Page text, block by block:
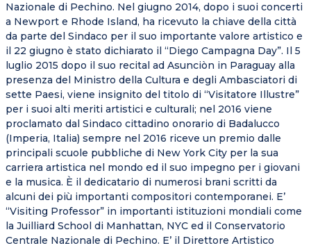
Nazionale di Pechino. Nel giugno 2014, dopo i suoi concerti
a Newport e Rhode Island, ha ricevuto la chiave della città
da parte del Sindaco per il suo importante valore artistico e
il 22 giugno è stato dichiarato il “Diego Campagna Day”. Il 5
luglio 2015 dopo il suo recital ad Asunciòn in Paraguay alla
presenza del Ministro della Cultura e degli Ambasciatori di
sette Paesi, viene insignito del titolo di “Visitatore Illustre”
per i suoi alti meriti artistici e culturali; nel 2016 viene
proclamato dal Sindaco cittadino onorario di Badalucco
(Imperia, Italia) sempre nel 2016 riceve un premio dalle
principali scuole pubbliche di New York City per la sua
carriera artistica nel mondo ed il suo impegno per i giovani
e la musica. È il dedicatario di numerosi brani scritti da
alcuni dei più importanti compositori contemporanei. E’
“Visiting Professor” in importanti istituzioni mondiali come
la Juilliard School di Manhattan, NYC ed il Conservatorio
Centrale Nazionale di Pechino. E’ il Direttore Artistico